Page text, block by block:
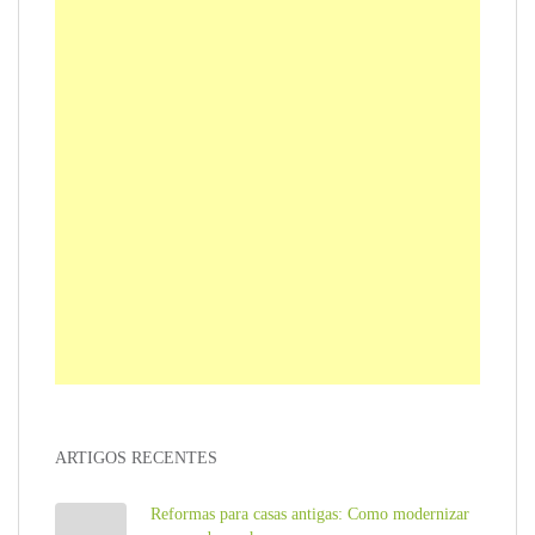
ARTIGOS RECENTES
Reformas para casas antigas: Como modernizar